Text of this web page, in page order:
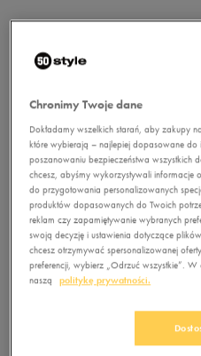
Chronimy Twoje dane
Dokładamy wszelkich starań, aby zakupy
które wybierają – najlepiej dopasowane do
poszanowaniu bezpieczeństwa wszystkich
chcesz, abyśmy wykorzystywali informacje
do przygotowania personalizowanych
produktów dopasowanych do Twoich
reklam czy zapamiętywanie wybranych
swoją decyzję i ustawienia dotyczące
chcesz otrzymywać spersonalizowanej
preferencji, wybierz „Odrzuć wszystkie”.
naszą
politykę prywatności.